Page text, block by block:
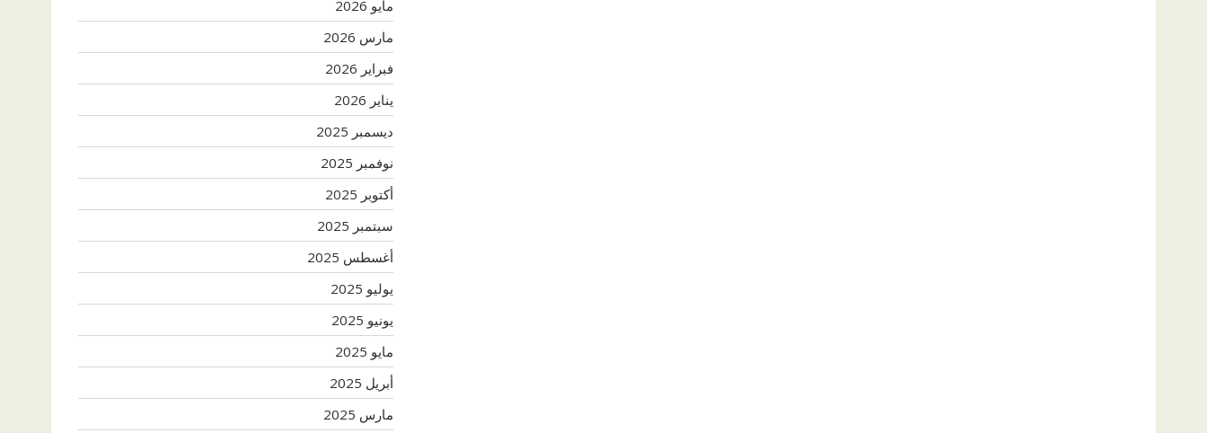
مايو 2026
مارس 2026
فبراير 2026
يناير 2026
ديسمبر 2025
نوفمبر 2025
أكتوبر 2025
سبتمبر 2025
أغسطس 2025
يوليو 2025
يونيو 2025
مايو 2025
أبريل 2025
مارس 2025